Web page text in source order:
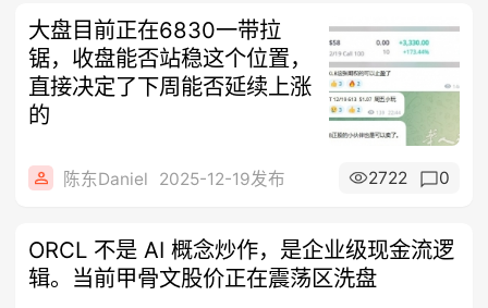
大盘目前正在6830一带拉
锯，收盘能否站稳这个位置，
直接决定了下周能否延续上涨
的
陈东Daniel 2025-12-19发布 2722 0
ORCL 不是 AI 概念炒作，是企业级现金流逻
辑。当前甲骨文股价正在震荡区洗盘